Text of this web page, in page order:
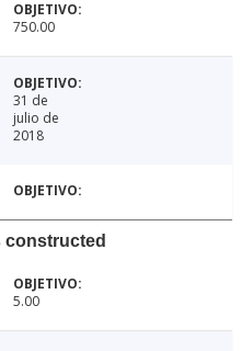
750.00
31 de
julio de
2018
constructed
5.00